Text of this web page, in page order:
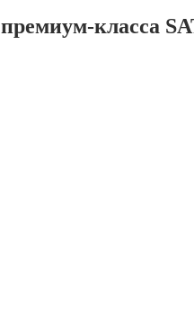
класса